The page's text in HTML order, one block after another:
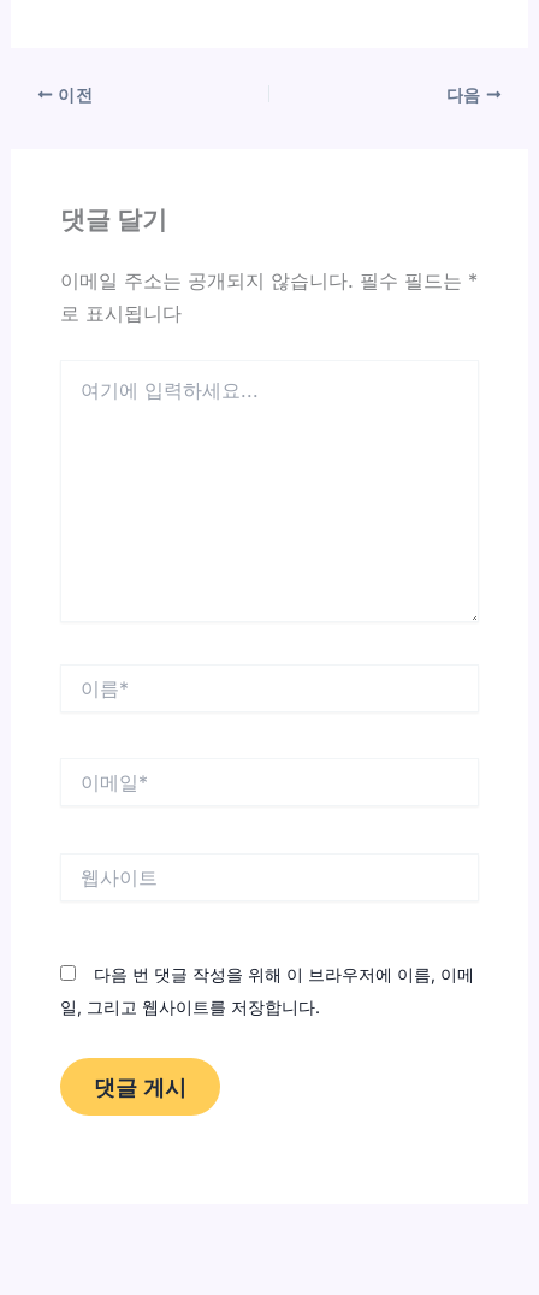
이전 다음
댓글 달기
이메일 주소는 공개되지 않습니다. 필수 필드는 *
로 표시됩니다
다음 번 댓글 작성을 위해 이 브라우저에 이름, 이메
일, 그리고 웹사이트를 저장합니다.